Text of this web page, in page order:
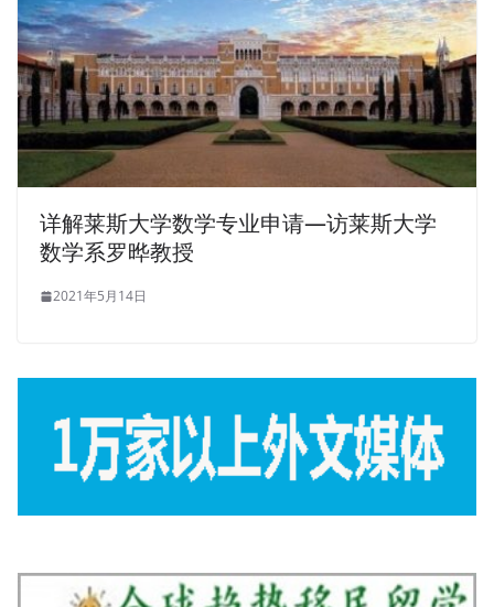
详解莱斯大学数学专业申请—访莱斯大学
数学系罗晔教授
2021年5月14日